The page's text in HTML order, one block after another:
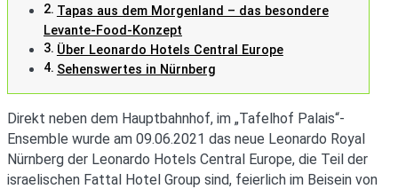
Tapas aus dem Morgenland – das besondere
Levante-Food-Konzept
Über Leonardo Hotels Central Europe
Sehenswertes in Nürnberg
Direkt neben dem Hauptbahnhof, im „Tafelhof Palais“-
Ensemble wurde am 09.06.2021 das neue Leonardo Royal
Nürnberg der Leonardo Hotels Central Europe, die Teil der
israelischen Fattal Hotel Group sind, feierlich im Beisein von